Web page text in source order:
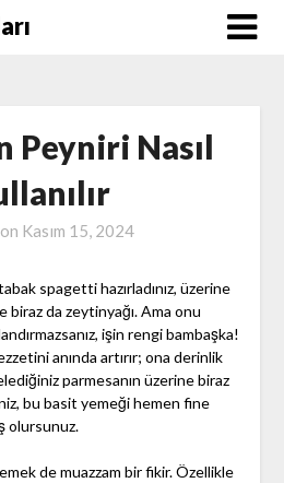
Peyniri Nasıl
Kasım 15, 2024
spagetti hazırladınız, üzerine
biraz da zeytinyağı. Ama onu
işin rengi bambaşka!
anında artırır; ona derinlik
parmesanın üzerine biraz
bu basit yemeği hemen fine
olursunuz.
de muazzam bir fikir. Özellikle